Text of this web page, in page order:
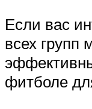
Если вас
всех групп
фитболе